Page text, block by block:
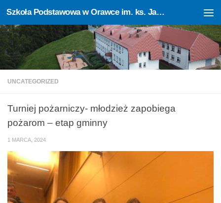
Otwórz pasek narzędzi
Skip to content Szkoła Podstawowa w Orawce im. ks. Jana Sczechowicza
UNCATEGORIZED
Turniej pożarniczy- młodzież zapobiega
pożarom – etap gminny
1 MARCA, 2024